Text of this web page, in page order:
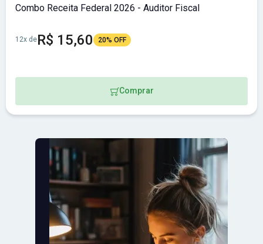
Combo Receita Federal 2026 - Auditor Fiscal
12x deR$ 15,60 20% OFF
Comprar